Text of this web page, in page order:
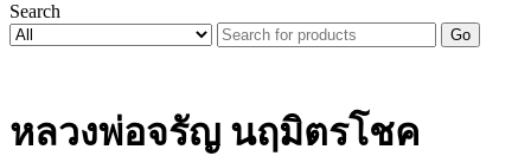
Search
Go
หลวงพ่อจรัญ นฤมิตรโชค